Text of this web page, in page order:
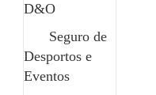
D&O
Seguro de
Desportos e
Eventos